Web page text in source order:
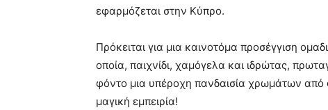
εφαρμόζεται στην Κύπρο.
Πρόκειται για μια καινοτόμα προσέγγιση
οποία, παιχνίδι, χαμόγελα και ιδρώτας,
φόντο μια υπέροχη πανδαισία χρωμάτων
μαγική εμπειρία!